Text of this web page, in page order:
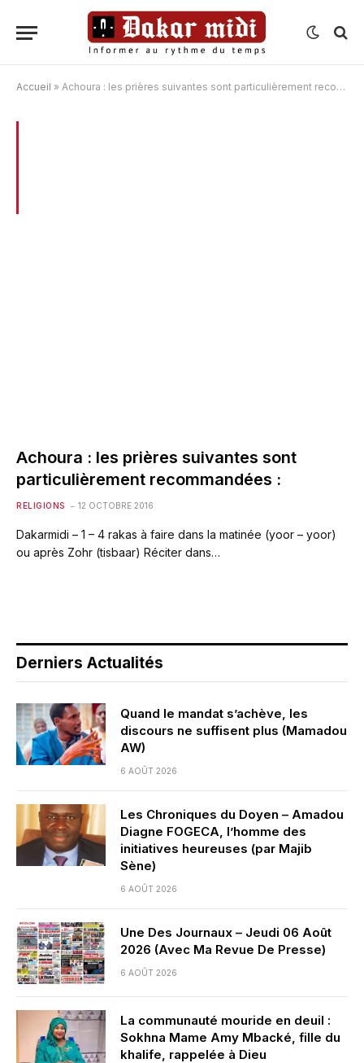
Accueil » Achoura : les prières suivantes sont particulièrement recommandées :
Achoura : les prières suivantes sont
particulièrement recommandées :
RELIGIONS 12 OCTOBRE 2016
Dakarmidi – 1 – 4 rakas à faire dans la matinée (yoor – yoor)
ou après Zohr (tisbaar) Réciter dans…
Derniers Actualités
Quand le mandat s’achève, les
discours ne suffisent plus (Mamadou
AW)
6 AOÛT 2026
Les Chroniques du Doyen – Amadou
Diagne FOGECA, l’homme des
initiatives heureuses (par Majib
Sène)
6 AOÛT 2026
Une Des Journaux – Jeudi 06 Août
2026 (Avec Ma Revue De Presse)
6 AOÛT 2026
La communauté mouride en deuil :
Sokhna Mame Amy Mbacké, fille du
khalife, rappelée à Dieu